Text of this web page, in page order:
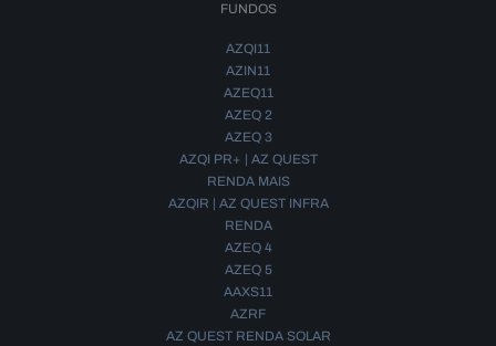
FUNDOS
AZQI11
AZIN11
AZEQ11
AZEQ 2
AZEQ 3
AZQI PR+ | AZ QUEST
RENDA MAIS
AZQIR | AZ QUEST INFRA
RENDA
AZEQ 4
AZEQ 5
AAXS11
AZRF
AZ QUEST RENDA SOLAR